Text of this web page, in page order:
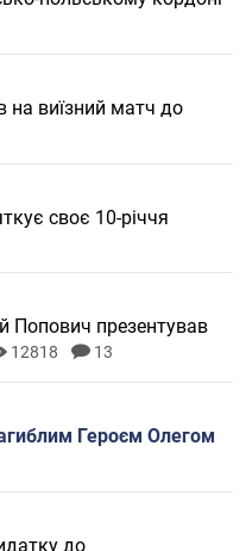
на виїзний матч до
своє 10-річчя
Попович презентував
12818 13
Героєм Олегом
до